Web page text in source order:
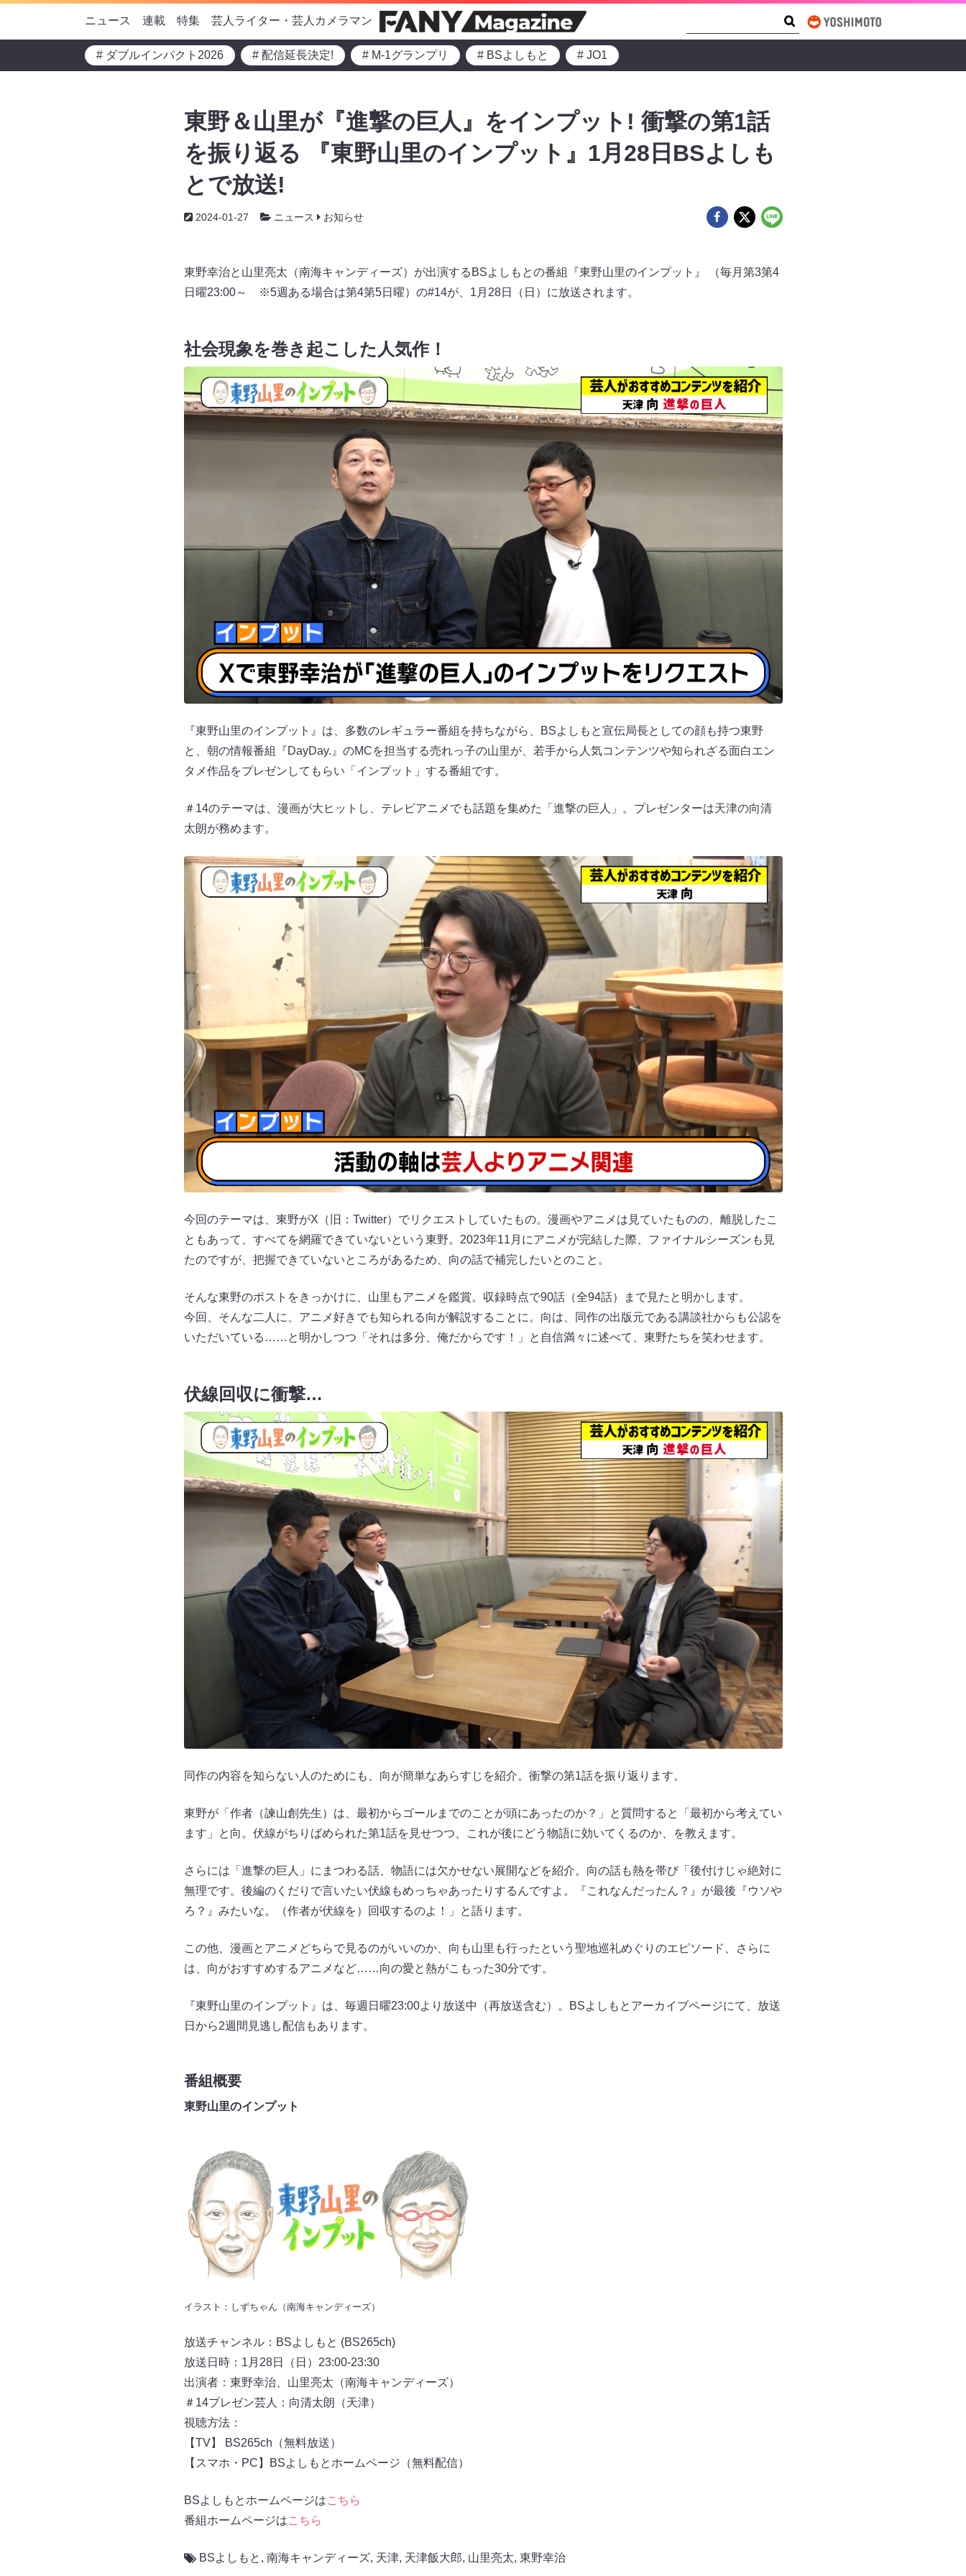
ニュース 連載 特集 芸人ライター・芸人カメラマン
# ダブルインパクト2026 # 配信延長決定! # M-1グランプリ # BSよしもと # JO1
東野＆山里が『進撃の巨人』をインプット! 衝撃の第1話
を振り返る 『東野山里のインプット』1月28日BSよしも
とで放送!
2024-01-27 ニュース お知らせ
東野幸治と山里亮太（南海キャンディーズ）が出演するBSよしもとの番組『東野山里のインプット』 （毎月第3第4
日曜23:00～ ※5週ある場合は第4第5日曜）の#14が、1月28日（日）に放送されます。
社会現象を巻き起こした人気作！
『東野山里のインプット』は、多数のレギュラー番組を持ちながら、BSよしもと宣伝局長としての顔も持つ東野
と、朝の情報番組『DayDay.』のMCを担当する売れっ子の山里が、若手から人気コンテンツや知られざる面白エン
タメ作品をプレゼンしてもらい「インプット」する番組です。
＃14のテーマは、漫画が大ヒットし、テレビアニメでも話題を集めた「進撃の巨人」。プレゼンターは天津の向清
太朗が務めます。
今回のテーマは、東野がX（旧：Twitter）でリクエストしていたもの。漫画やアニメは見ていたものの、離脱したこ
ともあって、すべてを網羅できていないという東野。2023年11月にアニメが完結した際、ファイナルシーズンも見
たのですが、把握できていないところがあるため、向の話で補完したいとのこと。
そんな東野のポストをきっかけに、山里もアニメを鑑賞。収録時点で90話（全94話）まで見たと明かします。
今回、そんな二人に、アニメ好きでも知られる向が解説することに。向は、同作の出版元である講談社からも公認を
いただいている……と明かしつつ「それは多分、俺だからです！」と自信満々に述べて、東野たちを笑わせます。
伏線回収に衝撃…
同作の内容を知らない人のためにも、向が簡単なあらすじを紹介。衝撃の第1話を振り返ります。
東野が「作者（諫山創先生）は、最初からゴールまでのことが頭にあったのか？」と質問すると「最初から考えてい
ます」と向。伏線がちりばめられた第1話を見せつつ、これが後にどう物語に効いてくるのか、を教えます。
さらには「進撃の巨人」にまつわる話、物語には欠かせない展開などを紹介。向の話も熱を帯び「後付けじゃ絶対に
無理です。後編のくだりで言いたい伏線もめっちゃあったりするんですよ。『これなんだったん？』が最後『ウソや
ろ？』みたいな。（作者が伏線を）回収するのよ！」と語ります。
この他、漫画とアニメどちらで見るのがいいのか、向も山里も行ったという聖地巡礼めぐりのエピソード、さらに
は、向がおすすめするアニメなど……向の愛と熱がこもった30分です。
『東野山里のインプット』は、毎週日曜23:00より放送中（再放送含む）。BSよしもとアーカイブページにて、放送
日から2週間見逃し配信もあります。
番組概要
東野山里のインプット
イラスト：しずちゃん（南海キャンディーズ）
放送チャンネル：BSよしもと (BS265ch)
放送日時：1月28日（日）23:00-23:30
出演者：東野幸治、山里亮太（南海キャンディーズ）
＃14プレゼン芸人：向清太朗（天津）
視聴方法：
【TV】 BS265ch（無料放送）
【スマホ・PC】BSよしもとホームページ（無料配信）
BSよしもとホームページはこちら
番組ホームページはこちら
BSよしもと , 南海キャンディーズ, 天津, 天津飯大郎, 山里亮太, 東野幸治